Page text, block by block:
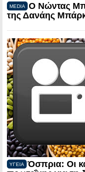
MEDIA
Ο Νώντας
της Δανάης
ΥΓΕΙΑ
Όσπρια: Οι